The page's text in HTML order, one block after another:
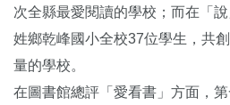
次全縣最愛閱讀的學校；而在「
姓鄉乾峰國小全校37位學生，共
量的學校。
在圖書館總評「愛看書」方面，